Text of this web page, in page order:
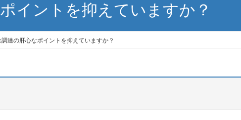
イントを抑えていますか？
調達の肝心なポイントを抑えていますか？